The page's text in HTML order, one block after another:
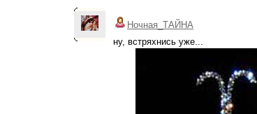
Ночная_ТАЙНА
ну, встряхнись уже...